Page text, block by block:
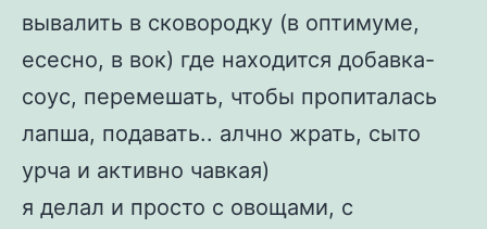
вывалить в сковородку (в оптимуме,
есесно, в вок) где находится добавка-
соус, перемешать, чтобы пропиталась
лапша, подавать.. алчно жрать, сыто
урча и активно чавкая)
я делал и просто с овощами, с